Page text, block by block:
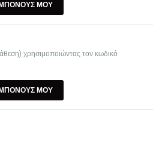
ΜΟΥ
χρησιμοποιώντας τον κωδικό
ΜΟΥ